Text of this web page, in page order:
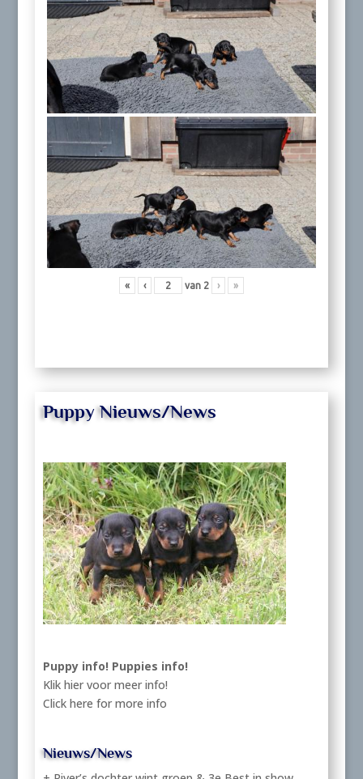
« ‹ van 2 › »
Puppy Nieuws/News
Puppy info! Puppies info!
Klik hier voor meer info!
Click here for more info
Nieuws/News